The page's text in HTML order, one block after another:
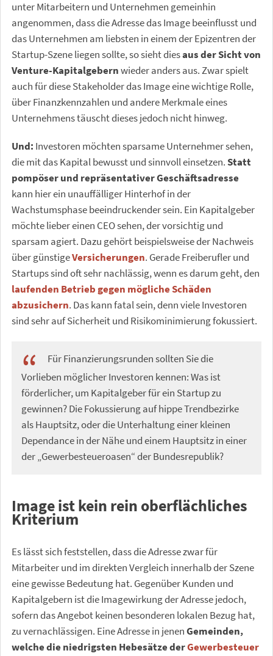
unter Mitarbeitern und Unternehmen gemeinhin
angenommen, dass die Adresse das Image beeinflusst und
das Unternehmen am liebsten in einem der Epizentren der
Startup-Szene liegen sollte, so sieht diesaus der Sicht von
Venture-Kapitalgebernwieder anders aus. Zwar spielt
auch für diese Stakeholder das Image eine wichtige Rolle,
über Finanzkennzahlen und andere Merkmale eines
Unternehmens täuscht dieses jedoch nicht hinweg.
Und: Investoren möchten sparsame Unternehmer sehen,
die mit das Kapital bewusst und sinnvoll einsetzen.Statt
pompöser und repräsentativer Geschäftsadresse
kann hier ein unauffälliger Hinterhof in der
Wachstumsphase beeindruckender sein. Ein Kapitalgeber
möchte lieber einen CEO sehen, der vorsichtig und
sparsam agiert. Dazu gehört beispielsweise der Nachweis
über günstigeVersicherungen. Gerade Freiberufler und
Startups sind oft sehr nachlässig, wenn es darum geht, den
laufenden Betrieb gegen mögliche Schäden
abzusichern. Das kann fatal sein, denn viele Investoren
sind sehr auf Sicherheit und Risikominimierung fokussiert.
Für Finanzierungsrunden sollten Sie die
Vorlieben möglicher Investoren kennen: Was ist
förderlicher, um Kapitalgeber für ein Startup zu
gewinnen? Die Fokussierung auf hippe Trendbezirke
als Hauptsitz, oder die Unterhaltung einer kleinen
Dependance in der Nähe und einem Hauptsitz in einer
der „Gewerbesteueroasen“ der Bundesrepublik?
Image ist kein rein oberflächliches
Kriterium
Es lässt sich feststellen, dass die Adresse zwar für
Mitarbeiter und im direkten Vergleich innerhalb der Szene
eine gewisse Bedeutung hat. Gegenüber Kunden und
Kapitalgebern ist die Imagewirkung der Adresse jedoch,
sofern das Angebot keinen besonderen lokalen Bezug hat,
zu vernachlässigen. Eine Adresse in jenenGemeinden,
welche die niedrigsten Hebesätze derGewerbesteuer